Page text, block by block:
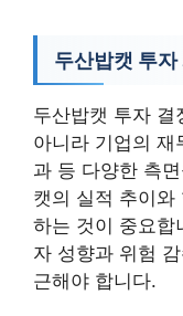
두산밥캣 투
두산밥캣 투자 결
아니라 기업의 재
과 등 다양한 측
캣의 실적 추이와
하는 것이 중요합
자 성향과 위험
근해야 합니다.